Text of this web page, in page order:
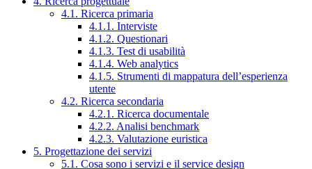
4.1. Ricerca primaria
4.1.1. Interviste
4.1.2. Questionari
4.1.3. Test di usabilità
4.1.4. Web analytics
4.1.5. Strumenti di mappatura dell’esperienza
utente
4.2. Ricerca secondaria
4.2.1. Ricerca documentale
4.2.2. Analisi benchmark
4.2.3. Valutazione euristica
5. Progettazione dei servizi
5.1. Cosa sono i servizi e il service design